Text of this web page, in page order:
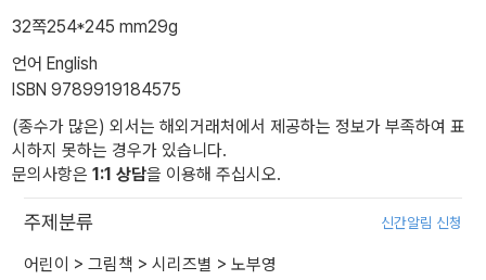
32쪽254*245 mm29g
언어 English
ISBN 9789919184575
(종수가 많은) 외서는 해외거래처에서 제공하는 정보가 부족하여 표
시하지 못하는 경우가 있습니다.
문의사항은 1:1 상담을 이용해 주십시오.
주제분류 신간알림 신청
어린이 > 그림책 > 시리즈별 > 노부영